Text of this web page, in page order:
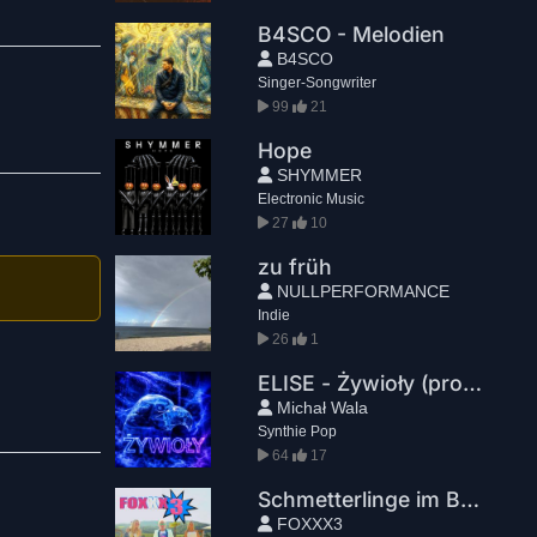
B4SCO - Melodien
B4SCO
Singer-Songwriter
99
21
Hope
SHYMMER
Electronic Music
27
10
zu früh
NULLPERFORMANCE
Indie
26
1
ELISE - Żywioły (prod. Wally Studio)
Michał Wala
Synthie Pop
64
17
Schmetterlinge im Bauch
FOXXX3